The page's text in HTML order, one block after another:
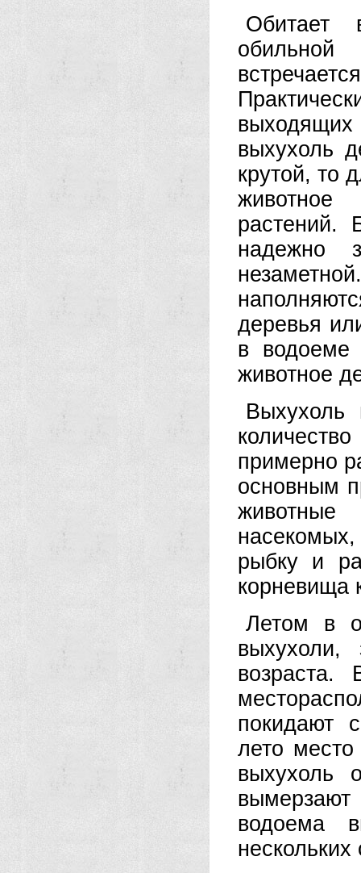
Обитает
выхухоль
крутой, то
животное
растений.
надежно
деревья
в водоеме
животное
Выхухоль
примерно
основным
рыбку и
корневища
Летом в
возраста.
покидают
лето
выхухоль
вымерзают
водоема